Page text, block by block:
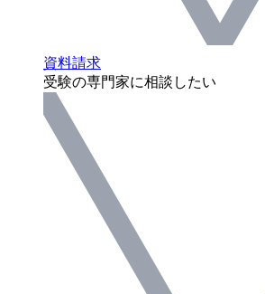
資料請求
受験の専門家に相談したい